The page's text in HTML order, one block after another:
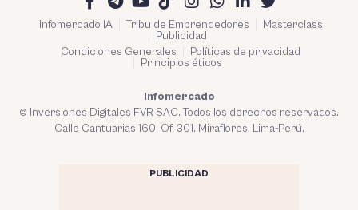
Infomercado IA Tribu de Emprendedores
Masterclass
Publicidad
Condiciones Generales
Políticas de privacidad
Principios éticos
Infomercado
© Inversiones Digitales FVR SAC. Todos los derechos reservados.
Calle Cantuarias 160. Of. 301. Miraflores, Lima-Perú.
PUBLICIDAD